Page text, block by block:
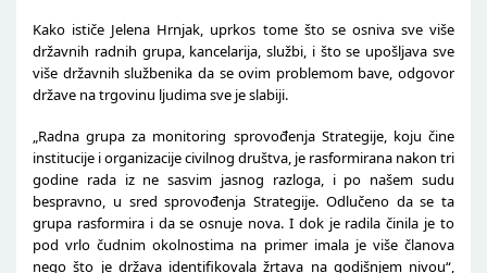
Kako ističe Jelena Hrnjak, uprkos tome što se osniva sve više
državnih radnih grupa, kancelarija, službi, i što se upošljava sve
više državnih službenika da se ovim problemom bave, odgovor
države na trgovinu ljudima sve je slabiji.
„Radna grupa za monitoring sprovođenja Strategije, koju čine
institucije i organizacije civilnog društva, je rasformirana nakon tri
godine rada iz ne sasvim jasnog razloga, i po našem sudu
bespravno, u sred sprovođenja Strategije. Odlučeno da se ta
grupa rasformira i da se osnuje nova. I dok je radila činila je to
pod vrlo čudnim okolnostima na primer imala je više članova
nego što je država identifikovala žrtava na godišnjem nivou“,